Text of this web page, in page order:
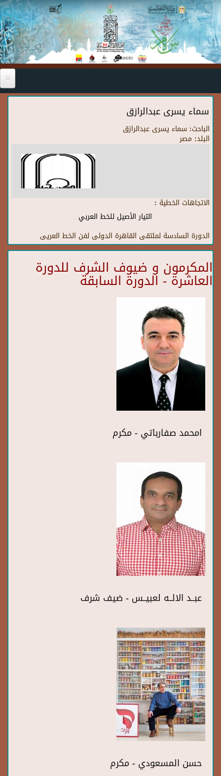
Skip to main content
سماء يسرى عبدالرازق
الباحث: سماء يسرى عبدالرازق
البلد: مصر
الاتجاهات الخطية :
التيار الأصيل للخط العربي
الدورة السادسة لملتقى القاهرة الدولى لفن الخط العريى
المكرمون و ضيوف الشرف للدورة
العاشرة - الدورة السابقة
امحمد صفارباتي - مكرم
عبــد الالــه لعبيــس - ضيف شرف
حسن المسعودي - مكرم